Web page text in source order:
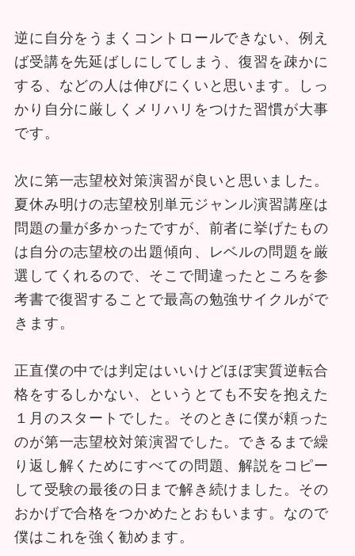
逆に自分をうまくコントロールできない、例え
ば受講を先延ばしにしてしまう、復習を疎かに
する、などの人は伸びにくいと思います。しっ
かり自分に厳しくメリハリをつけた習慣が大事
です。
次に第一志望校対策演習が良いと思いました。
夏休み明けの志望校別単元ジャンル演習講座は
問題の量が多かったですが、前者に挙げたもの
は自分の志望校の出題傾向、レベルの問題を厳
選してくれるので、そこで間違ったところを参
考書で復習することで最高の勉強サイクルがで
きます。
正直僕の中では判定はいいけどほぼ実質逆転合
格をするしかない、というとても不安を抱えた
１月のスタートでした。そのときに僕が頼った
のが第一志望校対策演習でした。できるまで繰
り返し解くためにすべての問題、解説をコピー
して受験の最後の日まで解き続けました。その
おかげで合格をつかめたとおもいます。なので
僕はこれを強く勧めます。